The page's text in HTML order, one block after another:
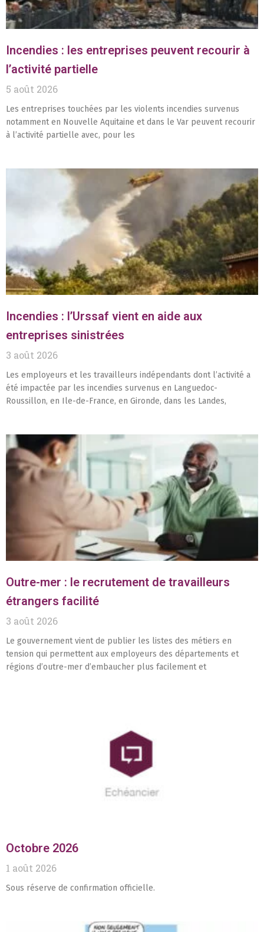
Incendies : les entreprises peuvent recourir à
l’activité partielle
5 août 2026
Les entreprises touchées par les violents incendies survenus
notamment en Nouvelle Aquitaine et dans le Var peuvent recourir
à l’activité partielle avec, pour les
Incendies : l’Urssaf vient en aide aux
entreprises sinistrées
3 août 2026
Les employeurs et les travailleurs indépendants dont l’activité a
été impactée par les incendies survenus en Languedoc-
Roussillon, en Ile-de-France, en Gironde, dans les Landes,
Outre-mer : le recrutement de travailleurs
étrangers facilité
3 août 2026
Le gouvernement vient de publier les listes des métiers en
tension qui permettent aux employeurs des départements et
régions d’outre-mer d’embaucher plus facilement et
Octobre 2026
1 août 2026
Sous réserve de confirmation officielle.